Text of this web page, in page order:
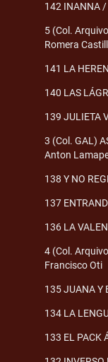
142 INANNA /
5 (Col.
Romera
141 LA
140 LAS
139 JULIETA
3 (Col. GAL)
Anton
138 Y NO
137
136 LA
4 (Col.
Francisco Oti
135 JUANA Y
134 LA
133 EL PACK